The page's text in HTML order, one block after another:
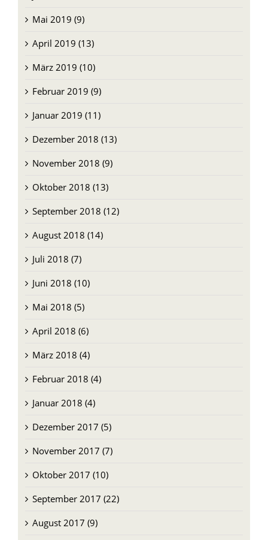
Mai 2019 (9)
April 2019 (13)
März 2019 (10)
Februar 2019 (9)
Januar 2019 (11)
Dezember 2018 (13)
November 2018 (9)
Oktober 2018 (13)
September 2018 (12)
August 2018 (14)
Juli 2018 (7)
Juni 2018 (10)
Mai 2018 (5)
April 2018 (6)
März 2018 (4)
Februar 2018 (4)
Januar 2018 (4)
Dezember 2017 (5)
November 2017 (7)
Oktober 2017 (10)
September 2017 (22)
August 2017 (9)